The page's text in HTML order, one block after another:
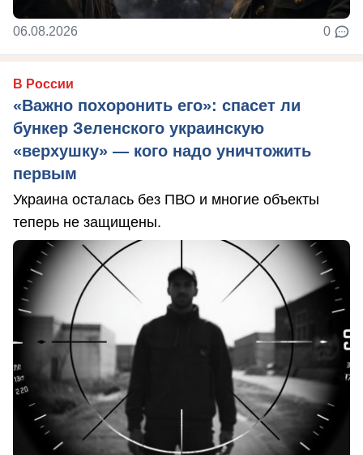
06.08.2026 0
В России
«Важно похоронить его»: спасет ли
бункер Зеленского украинскую
«верхушку» — кого надо уничтожить
первым
Украина осталась без ПВО и многие объекты
теперь не защищены.